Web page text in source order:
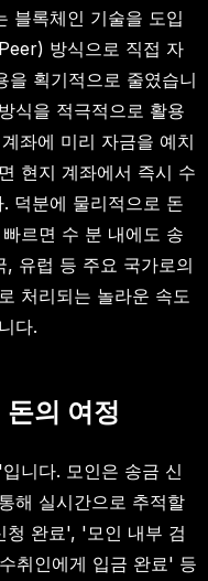
블록체인 기술을 도입
방식으로 직접 자
을 획기적으로 줄였습니
식을 적극적으로 활용
좌에 미리 자금을 예치
현지 계좌에서 즉시 수
덕분에 물리적으로 돈
르면 수 분 내에도 송
유럽 등 주요 국가로의
처리되는 놀라운 속도
다.
의 여정
니다. 모인은 송금 신
해 실시간으로 추적할
청 완료', '모인 내부 검
취인에게 입금 완료' 등